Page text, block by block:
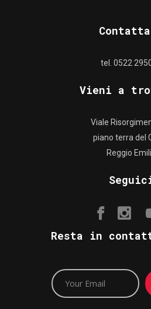
tel. 0522
Vieni a
Viale
piano terra del
Reggio
Resta in